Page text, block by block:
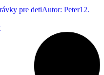
pre detiAutor: Peter12.